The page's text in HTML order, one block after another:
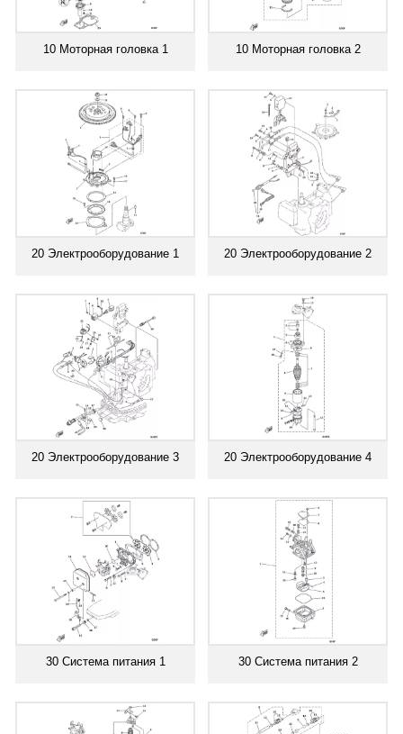
10 Моторная головка 1 10 Моторная головка 2
20 Электрооборудование 1 20 Электрооборудование 2
20 Электрооборудование 3 20 Электрооборудование 4
30 Система питания 1 30 Система питания 2